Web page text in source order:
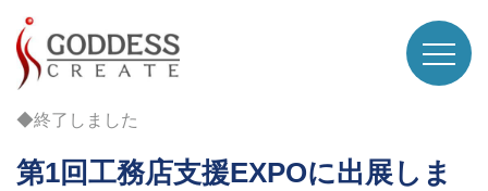
◆終了しました
第1回工務店支援EXPOに出展しま